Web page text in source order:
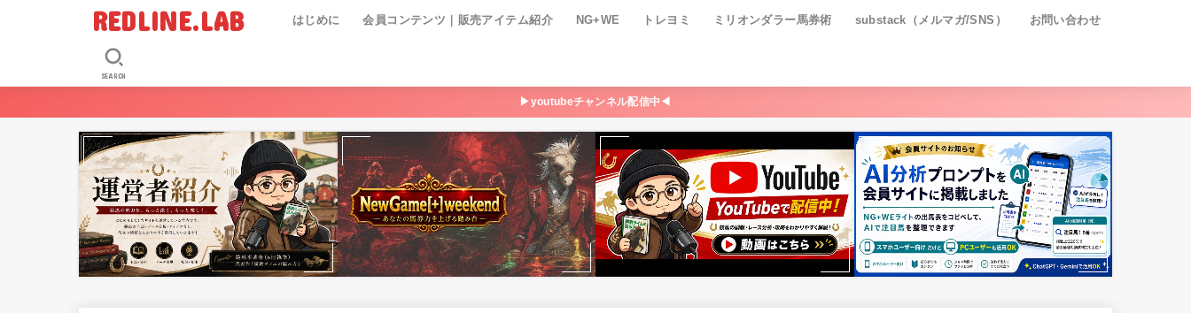
REDLINE.LAB はじめに 会員コンテンツ｜販売アイテム紹介 NG+WE トレヨミ ミリオンダラー馬券術 substack（メルマガ/SNS） お問い合わせ
SEARCH
▶youtubeチャンネル配信中◀